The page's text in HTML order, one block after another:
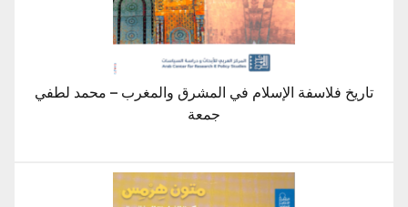
تاريخ فلاسفة الإسلام في المشرق والمغرب – محمد لطفي
جمعة